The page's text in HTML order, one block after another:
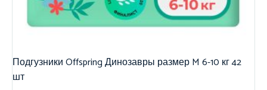
Подгузники Offspring Динозавры размер M 6-10 кг 42
шт